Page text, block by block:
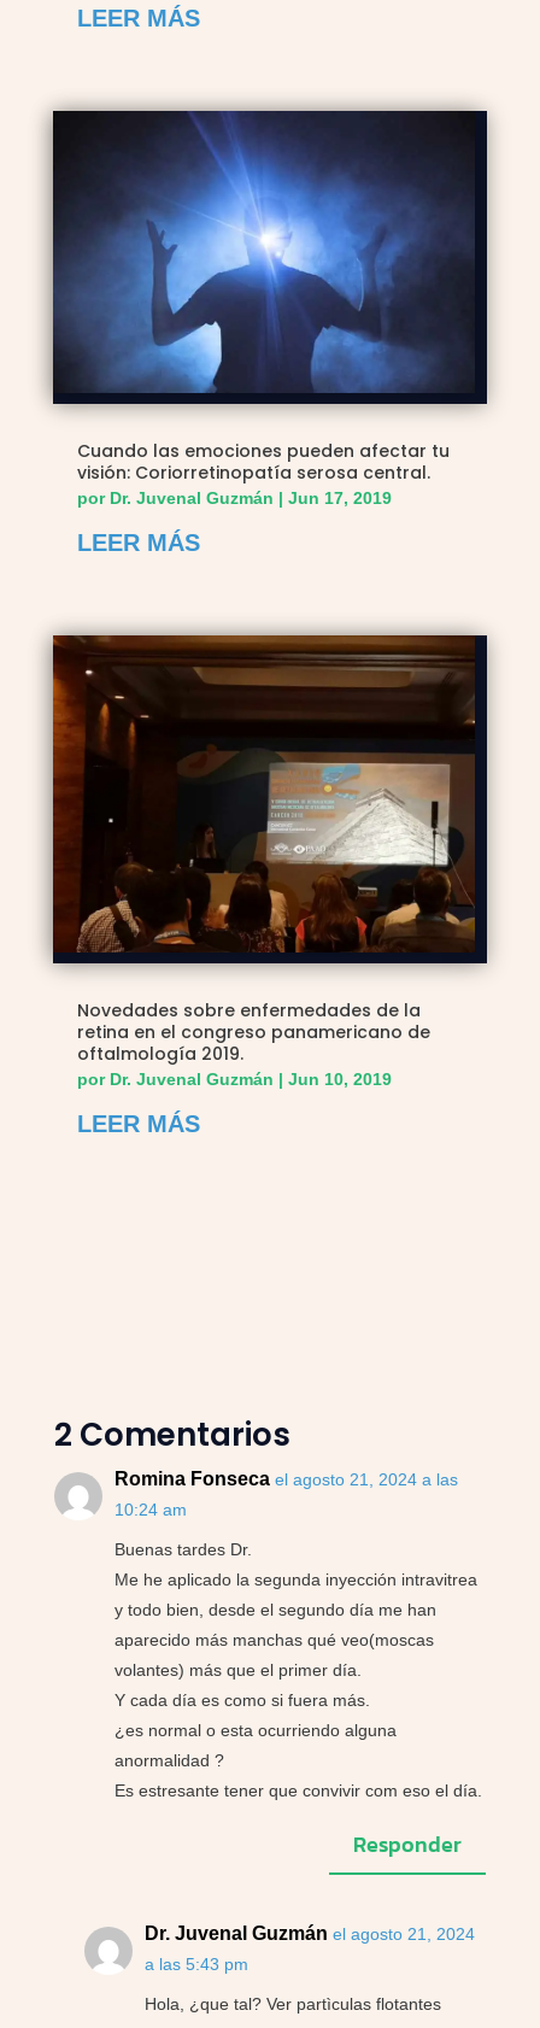
LEER MÁS
Cuando las emociones pueden afectar tu
visión: Coriorretinopatía serosa central.
por Dr. Juvenal Guzmán | Jun 17, 2019
LEER MÁS
Novedades sobre enfermedades de la
retina en el congreso panamericano de
oftalmología 2019.
por Dr. Juvenal Guzmán | Jun 10, 2019
LEER MÁS
2 Comentarios
Romina Fonseca el agosto 21, 2024 a las
10:24 am
Buenas tardes Dr.
Me he aplicado la segunda inyección intravitrea
y todo bien, desde el segundo día me han
aparecido más manchas qué veo(moscas
volantes) más que el primer día.
Y cada día es como si fuera más.
¿es normal o esta ocurriendo alguna
anormalidad ?
Es estresante tener que convivir com eso el día.
Responder
Dr. Juvenal Guzmán el agosto 21, 2024
a las 5:43 pm
Hola, ¿que tal? Ver partìculas flotantes